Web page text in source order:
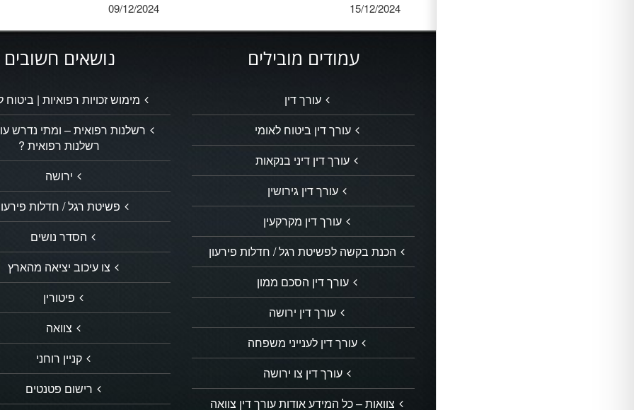
15/12/2024
09/12/2024
עמודים מובילים
עורך דין
עורך דין ביטוח לאומי
עורך דין דיני בנקאות
עורך דין גירושין
עורך דין מקרקעין
הכנת בקשה לפשיטת רגל / חדלות פירעון
עורך דין הסכם ממון
עורך דין ירושה
עורך דין לענייני משפחה
עורך דין צו ירושה
צוואות – כל המידע אודות עורך דין צוואה
נושאים חשובים
מימוש זכויות רפואיות | ביטוח
רשלנות רפואית – ומתי נדרש
רשלנות רפואית ?
ירושה
פשיטת רגל / חדלות
הסדר נושים
צו עיכוב יציאה מהארץ
פיטורין
צוואה
קניין רוחני
רישום פטנטים